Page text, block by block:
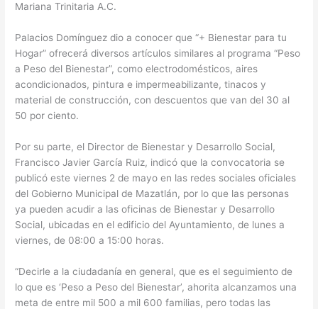
Mariana Trinitaria A.C.
Palacios Domínguez dio a conocer que “+ Bienestar para tu
Hogar” ofrecerá diversos artículos similares al programa “Peso
a Peso del Bienestar”, como electrodomésticos, aires
acondicionados, pintura e impermeabilizante, tinacos y
material de construcción, con descuentos que van del 30 al
50 por ciento.
Por su parte, el Director de Bienestar y Desarrollo Social,
Francisco Javier García Ruiz, indicó que la convocatoria se
publicó este viernes 2 de mayo en las redes sociales oficiales
del Gobierno Municipal de Mazatlán, por lo que las personas
ya pueden acudir a las oficinas de Bienestar y Desarrollo
Social, ubicadas en el edificio del Ayuntamiento, de lunes a
viernes, de 08:00 a 15:00 horas.
“Decirle a la ciudadanía en general, que es el seguimiento de
lo que es ‘Peso a Peso del Bienestar’, ahorita alcanzamos una
meta de entre mil 500 a mil 600 familias, pero todas las